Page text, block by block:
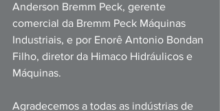
Anderson Bremm Peck, gerente
comercial da Bremm Peck Máquinas
Industriais, e por Enorê Antonio Bondan
Filho, diretor da Himaco Hidráulicos e
Máquinas.
Agradecemos a todas as indústrias de